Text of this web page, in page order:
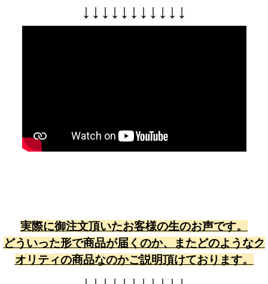
↓ ↓ ↓ ↓ ↓ ↓ ↓ ↓ ↓ ↓ ↓
実際に御注文頂いたお客様の生のお声です。
どういった形で商品が届くのか、またどのようなク
オリティの商品なのかご説明頂けております。